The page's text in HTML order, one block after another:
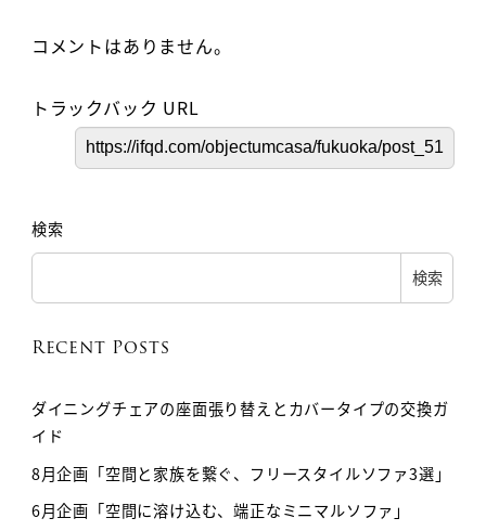
コメントはありません。
トラックバック URL
検索
検索
Recent Posts
ダイニングチェアの座面張り替えとカバータイプの交換ガ
イド
8月企画「空間と家族を繋ぐ、フリースタイルソファ3選」
6月企画「空間に溶け込む、端正なミニマルソファ」